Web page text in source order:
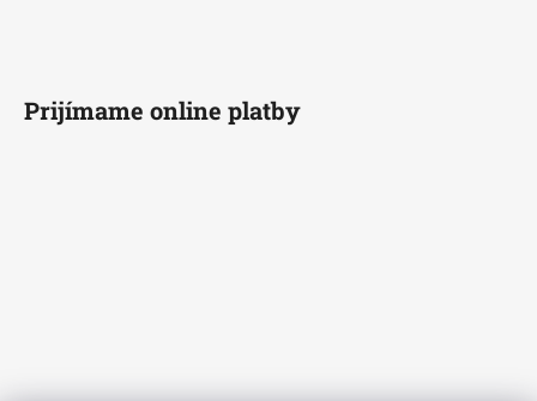
Prijímame online platby